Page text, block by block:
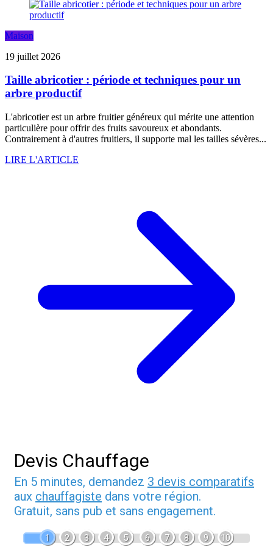
Maison
19 juillet 2026
Taille abricotier : période et techniques pour un
arbre productif
L'abricotier est un arbre fruitier généreux qui mérite une attention
particulière pour offrir des fruits savoureux et abondants.
Contrairement à d'autres fruitiers, il supporte mal les tailles sévères...
LIRE L'ARTICLE
Devis Chauffage
En 5 minutes, demandez 3 devis comparatifs
aux chauffagiste dans votre région.
Gratuit, sans pub et sans engagement.
1 2 3 4 5 6 7 8 9 10